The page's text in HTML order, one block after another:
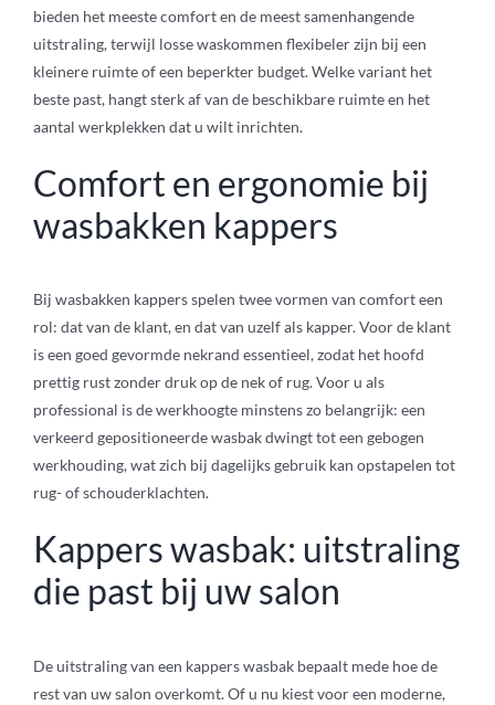
bieden het meeste comfort en de meest samenhangende
uitstraling, terwijl losse waskommen flexibeler zijn bij een
kleinere ruimte of een beperkter budget. Welke variant het
beste past, hangt sterk af van de beschikbare ruimte en het
aantal werkplekken dat u wilt inrichten.
Comfort en ergonomie bij
wasbakken kappers
Bij wasbakken kappers spelen twee vormen van comfort een
rol: dat van de klant, en dat van uzelf als kapper. Voor de klant
is een goed gevormde nekrand essentieel, zodat het hoofd
prettig rust zonder druk op de nek of rug. Voor u als
professional is de werkhoogte minstens zo belangrijk: een
verkeerd gepositioneerde wasbak dwingt tot een gebogen
werkhouding, wat zich bij dagelijks gebruik kan opstapelen tot
rug- of schouderklachten.
Kappers wasbak: uitstraling
die past bij uw salon
De uitstraling van een kappers wasbak bepaalt mede hoe de
rest van uw salon overkomt. Of u nu kiest voor een moderne,